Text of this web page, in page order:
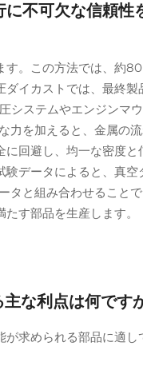
不可欠な信頼
。この方法では、約
イカストでは、最終
ステムやエンジンマ
を加えると、金属の
回避し、均一な密度
データによると、真
タと組み合わせるこ
す部品を生産します。
な利点は何です
求められる部品に適